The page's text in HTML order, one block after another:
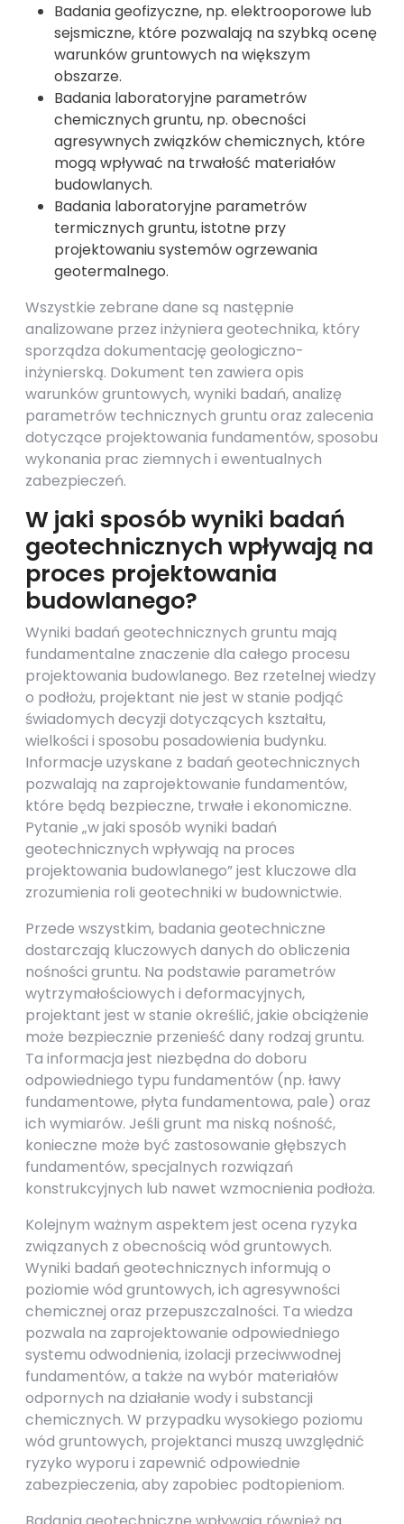
Badania geofizyczne, np. elektrooporowe lub
sejsmiczne, które pozwalają na szybką ocenę
warunków gruntowych na większym
obszarze.
Badania laboratoryjne parametrów
chemicznych gruntu, np. obecności
agresywnych związków chemicznych, które
mogą wpływać na trwałość materiałów
budowlanych.
Badania laboratoryjne parametrów
termicznych gruntu, istotne przy
projektowaniu systemów ogrzewania
geotermalnego.
Wszystkie zebrane dane są następnie
analizowane przez inżyniera geotechnika, który
sporządza dokumentację geologiczno-
inżynierską. Dokument ten zawiera opis
warunków gruntowych, wyniki badań, analizę
parametrów technicznych gruntu oraz zalecenia
dotyczące projektowania fundamentów, sposobu
wykonania prac ziemnych i ewentualnych
zabezpieczeń.
W jaki sposób wyniki badań
geotechnicznych wpływają na
proces projektowania
budowlanego?
Wyniki badań geotechnicznych gruntu mają
fundamentalne znaczenie dla całego procesu
projektowania budowlanego. Bez rzetelnej wiedzy
o podłożu, projektant nie jest w stanie podjąć
świadomych decyzji dotyczących kształtu,
wielkości i sposobu posadowienia budynku.
Informacje uzyskane z badań geotechnicznych
pozwalają na zaprojektowanie fundamentów,
które będą bezpieczne, trwałe i ekonomiczne.
Pytanie „w jaki sposób wyniki badań
geotechnicznych wpływają na proces
projektowania budowlanego” jest kluczowe dla
zrozumienia roli geotechniki w budownictwie.
Przede wszystkim, badania geotechniczne
dostarczają kluczowych danych do obliczenia
nośności gruntu. Na podstawie parametrów
wytrzymałościowych i deformacyjnych,
projektant jest w stanie określić, jakie obciążenie
może bezpiecznie przenieść dany rodzaj gruntu.
Ta informacja jest niezbędna do doboru
odpowiedniego typu fundamentów (np. ławy
fundamentowe, płyta fundamentowa, pale) oraz
ich wymiarów. Jeśli grunt ma niską nośność,
konieczne może być zastosowanie głębszych
fundamentów, specjalnych rozwiązań
konstrukcyjnych lub nawet wzmocnienia podłoża.
Kolejnym ważnym aspektem jest ocena ryzyka
związanych z obecnością wód gruntowych.
Wyniki badań geotechnicznych informują o
poziomie wód gruntowych, ich agresywności
chemicznej oraz przepuszczalności. Ta wiedza
pozwala na zaprojektowanie odpowiedniego
systemu odwodnienia, izolacji przeciwwodnej
fundamentów, a także na wybór materiałów
odpornych na działanie wody i substancji
chemicznych. W przypadku wysokiego poziomu
wód gruntowych, projektanci muszą uwzględnić
ryzyko wyporu i zapewnić odpowiednie
zabezpieczenia, aby zapobiec podtopieniom.